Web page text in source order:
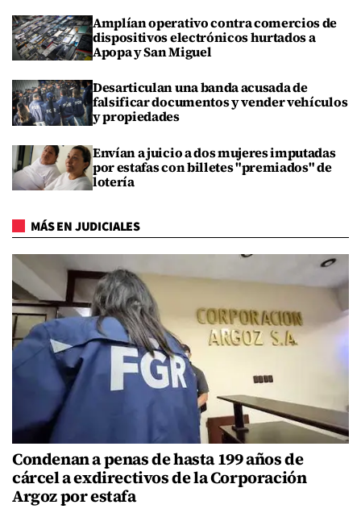
Amplían operativo contra comercios de
dispositivos electrónicos hurtados a
Apopa y San Miguel
Desarticulan una banda acusada de
falsificar documentos y vender vehículos
y propiedades
Envían a juicio a dos mujeres imputadas
por estafas con billetes "premiados" de
lotería
MÁS EN JUDICIALES
Condenan a penas de hasta 199 años de
cárcel a exdirectivos de la Corporación
Argoz por estafa